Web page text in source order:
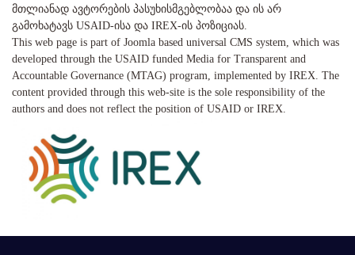
მთლიანად ავტორების პასუხისმგებლობაა და ის არ
გამოხატავს USAID-ისა და IREX-ის პოზიციას.
This web page is part of Joomla based universal CMS system, which was
developed through the USAID funded Media for Transparent and
Accountable Governance (MTAG) program, implemented by IREX. The
content provided through this web-site is the sole responsibility of the
authors and does not reflect the position of USAID or IREX.